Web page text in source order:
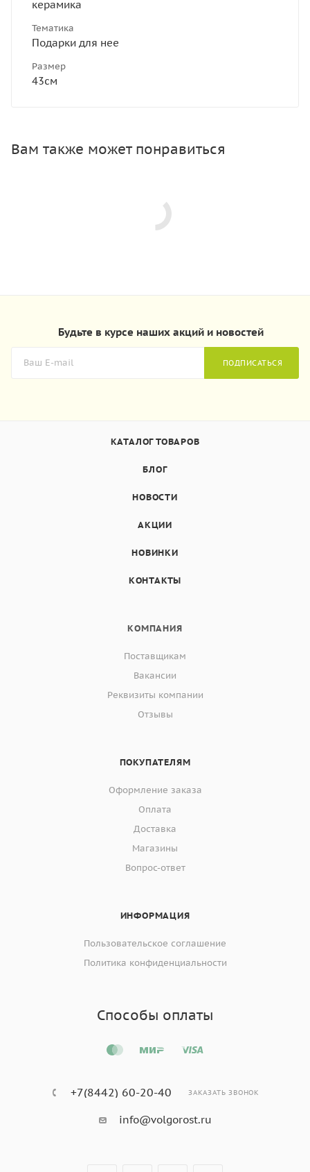
керамика
Тематика
Подарки для нее
Размер
43см
Вам также может понравиться
Будьте в курсе наших акций и новостей
ПОДПИСАТЬСЯ
КАТАЛОГ ТОВАРОВ
БЛОГ
НОВОСТИ
АКЦИИ
НОВИНКИ
КОНТАКТЫ
КОМПАНИЯ
Поставщикам
Вакансии
Реквизиты компании
Отзывы
ПОКУПАТЕЛЯМ
Оформление заказа
Оплата
Доставка
Магазины
Вопрос-ответ
ИНФОРМАЦИЯ
Пользовательское соглашение
Политика конфиденциальности
Способы оплаты
+7(8442) 60-20-40 ЗАКАЗАТЬ ЗВОНОК
info@volgorost.ru